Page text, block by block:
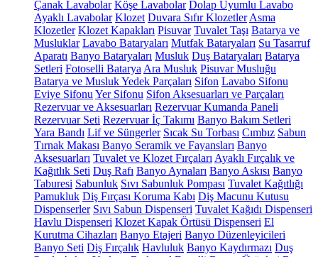
Çanak Lavabolar Köşe Lavabolar Dolap Uyumlu Lavabo
Ayaklı Lavabolar Klozet Duvara Sıfır Klozetler Asma
Klozetler Klozet Kapakları Pisuvar Tuvalet Taşı Batarya ve
Musluklar Lavabo Bataryaları Mutfak Bataryaları Su Tasarruf
Aparatı Banyo Bataryaları Musluk Duş Bataryaları Batarya
Setleri Fotoselli Batarya Ara Musluk Pisuvar Musluğu
Batarya ve Musluk Yedek Parçaları Sifon Lavabo Sifonu
Eviye Sifonu Yer Sifonu Sifon Aksesuarları ve Parçaları
Rezervuar ve Aksesuarları Rezervuar Kumanda Paneli
Rezervuar Seti Rezervuar İç Takımı Banyo Bakım Setleri
Yara Bandı Lif ve Süngerler Sıcak Su Torbası Cımbız Sabun
Tırnak Makası Banyo Seramik ve Fayansları Banyo
Aksesuarları Tuvalet ve Klozet Fırçaları Ayaklı Fırçalık ve
Kağıtlık Seti Duş Rafı Banyo Aynaları Banyo Askısı Banyo
Taburesi Sabunluk Sıvı Sabunluk Pompası Tuvalet Kağıtlığı
Pamukluk Diş Fırçası Koruma Kabı Diş Macunu Kutusu
Dispenserler Sıvı Sabun Dispenseri Tuvalet Kağıdı Dispenseri
Havlu Dispenseri Klozet Kapak Örtüsü Dispenseri El
Kurutma Cihazları Banyo Etajeri Banyo Düzenleyicileri
Banyo Seti Diş Fırçalık Havluluk Banyo Kaydırmazı Duş